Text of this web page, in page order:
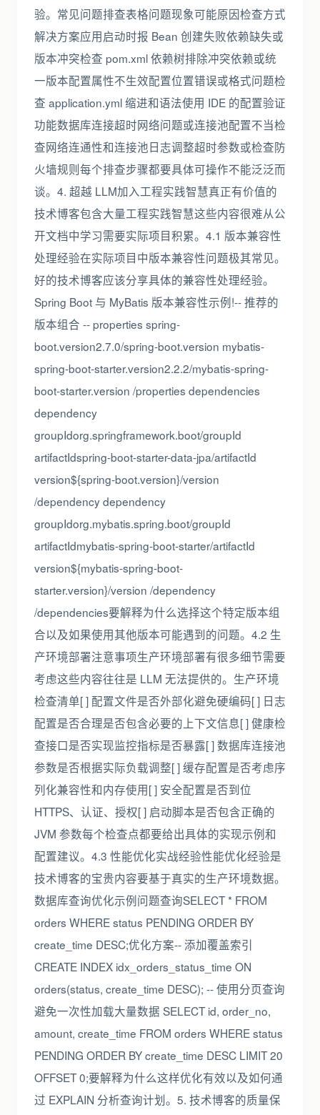
验。常见问题排查表格问题现象可能原因检查方式
解决方案应用启动时报 Bean 创建失败依赖缺失或
版本冲突检查 pom.xml 依赖树排除冲突依赖或统
一版本配置属性不生效配置位置错误或格式问题检
查 application.yml 缩进和语法使用 IDE 的配置验证
功能数据库连接超时网络问题或连接池配置不当检
查网络连通性和连接池日志调整超时参数或检查防
火墙规则每个排查步骤都要具体可操作不能泛泛而
谈。4. 超越 LLM加入工程实践智慧真正有价值的
技术博客包含大量工程实践智慧这些内容很难从公
开文档中学习需要实际项目积累。4.1 版本兼容性
处理经验在实际项目中版本兼容性问题极其常见。
好的技术博客应该分享具体的兼容性处理经验。
Spring Boot 与 MyBatis 版本兼容性示例!-- 推荐的
版本组合 -- properties spring-
boot.version2.7.0/spring-boot.version mybatis-
spring-boot-starter.version2.2.2/mybatis-spring-
boot-starter.version /properties dependencies
dependency
groupIdorg.springframework.boot/groupId
artifactIdspring-boot-starter-data-jpa/artifactId
version${spring-boot.version}/version
/dependency dependency
groupIdorg.mybatis.spring.boot/groupId
artifactIdmybatis-spring-boot-starter/artifactId
version${mybatis-spring-boot-
starter.version}/version /dependency
/dependencies要解释为什么选择这个特定版本组
合以及如果使用其他版本可能遇到的问题。4.2 生
产环境部署注意事项生产环境部署有很多细节需要
考虑这些内容往往是 LLM 无法提供的。生产环境
检查清单[ ] 配置文件是否外部化避免硬编码[ ] 日志
配置是否合理是否包含必要的上下文信息[ ] 健康检
查接口是否实现监控指标是否暴露[ ] 数据库连接池
参数是否根据实际负载调整[ ] 缓存配置是否考虑序
列化兼容性和内存使用[ ] 安全配置是否到位
HTTPS、认证、授权[ ] 启动脚本是否包含正确的
JVM 参数每个检查点都要给出具体的实现示例和
配置建议。4.3 性能优化实战经验性能优化经验是
技术博客的宝贵内容要基于真实的生产环境数据。
数据库查询优化示例问题查询SELECT * FROM
orders WHERE status PENDING ORDER BY
create_time DESC;优化方案-- 添加覆盖索引
CREATE INDEX idx_orders_status_time ON
orders(status, create_time DESC); -- 使用分页查询
避免一次性加载大量数据 SELECT id, order_no,
amount, create_time FROM orders WHERE status
PENDING ORDER BY create_time DESC LIMIT 20
OFFSET 0;要解释为什么这样优化有效以及如何通
过 EXPLAIN 分析查询计划。5. 技术博客的质量保